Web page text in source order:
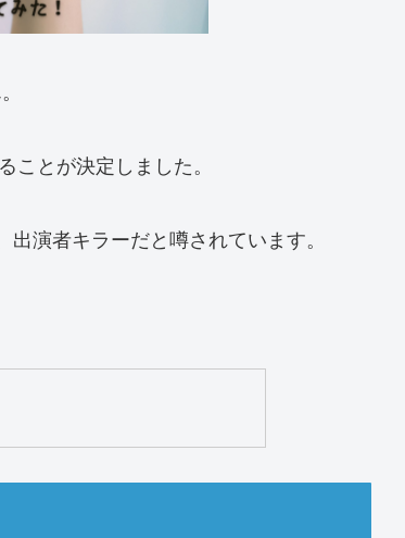
とが決定しました。
演者キラーだと噂されています。